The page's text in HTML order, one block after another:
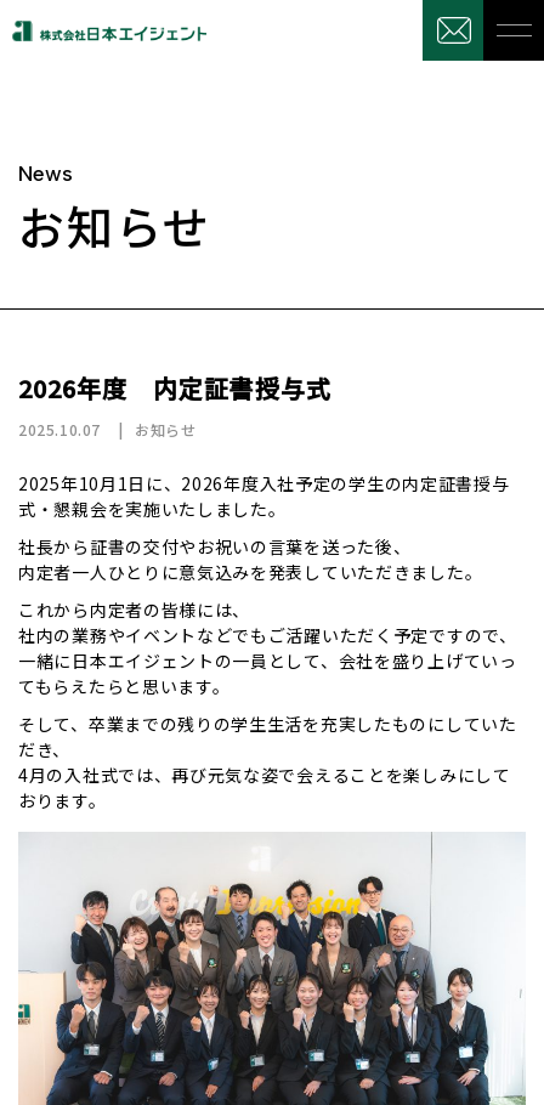
News
お知らせ
2026年度 内定証書授与式
2025.10.07 お知らせ
2025年10月1日に、2026年度入社予定の学生の内定証書授与
式・懇親会を実施いたしました。
社長から証書の交付やお祝いの言葉を送った後、
内定者一人ひとりに意気込みを発表していただきました。
これから内定者の皆様には、
社内の業務やイベントなどでもご活躍いただく予定ですので、
一緒に日本エイジェントの一員として、会社を盛り上げていっ
てもらえたらと思います。
そして、卒業までの残りの学生生活を充実したものにしていた
だき、
4月の入社式では、再び元気な姿で会えることを楽しみにして
おります。